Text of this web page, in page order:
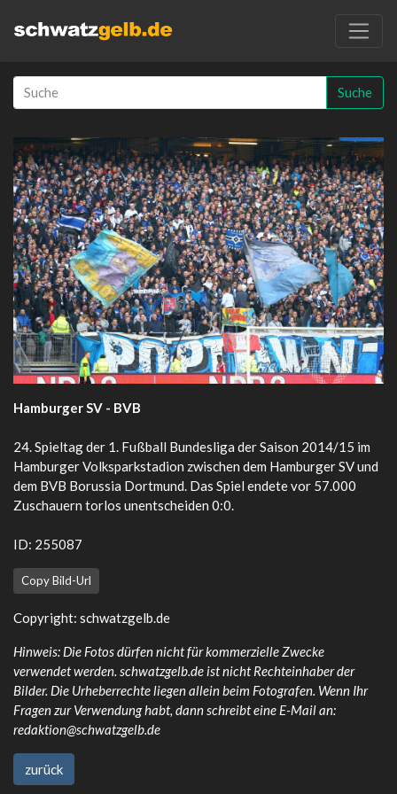
Suche
Hamburger SV - BVB
24. Spieltag der 1. Fußball Bundesliga der Saison 2014/15 im
Hamburger Volksparkstadion zwischen dem Hamburger SV und
dem BVB Borussia Dortmund. Das Spiel endete vor 57.000
Zuschauern torlos unentscheiden 0:0.
ID: 255087
Copy Bild-Url
Copyright: schwatzgelb.de
Hinweis: Die Fotos dürfen nicht für kommerzielle Zwecke
verwendet werden. schwatzgelb.de ist nicht Rechteinhaber der
Bilder. Die Urheberrechte liegen allein beim Fotografen. Wenn Ihr
Fragen zur Verwendung habt, dann schreibt eine E-Mail an:
redaktion@schwatzgelb.de
zurück